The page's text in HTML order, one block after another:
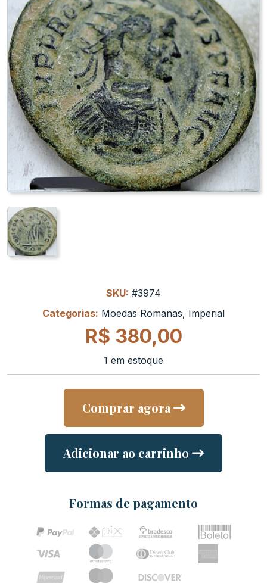
SKU: #3974
Categorias: Moedas Romanas, Imperial
R$ 380,00
1 em estoque
Comprar agora
Adicionar ao carrinho
Formas de pagamento